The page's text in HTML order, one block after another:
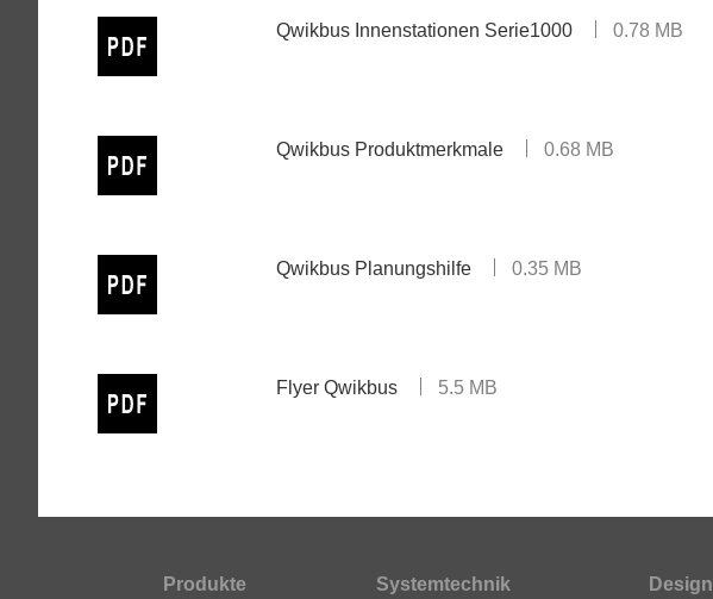
Qwikbus Innenstationen Serie1000 0.78 MB
Qwikbus Produktmerkmale 0.68 MB
Qwikbus Planungshilfe 0.35 MB
Flyer Qwikbus 5.5 MB
Produkte Systemtechnik Design